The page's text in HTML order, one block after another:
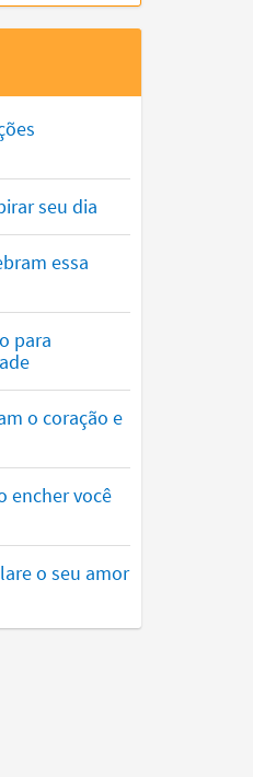
seu dia
essa
para
o coração e
encher você
o seu amor